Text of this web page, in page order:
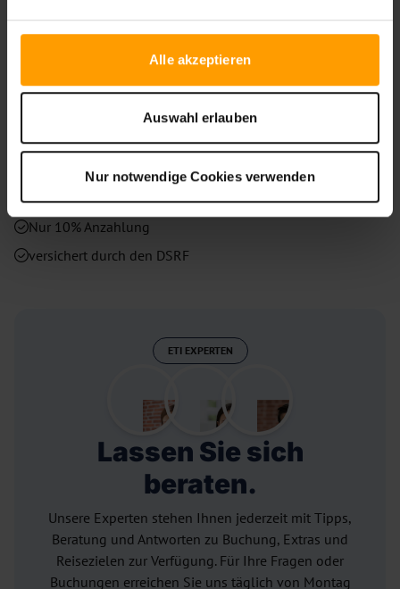
Alle akzeptieren
Auswahl erlauben
Nur notwendige Cookies verwenden
Wunschkombination aus Unterkunft und Flug.
Warum beiETI Reisen buchen?
Persönliche Service-Hotline
Nur 10% Anzahlung
versichert durch den DSRF
ETI EXPERTEN
Lassen Sie sich
beraten.
Unsere Experten stehen Ihnen jederzeit mit Tipps,
Beratung und Antworten zu Buchung, Extras und
Reisezielen zur Verfügung. Für Ihre Fragen oder
Buchungen erreichen Sie uns täglich von Montag